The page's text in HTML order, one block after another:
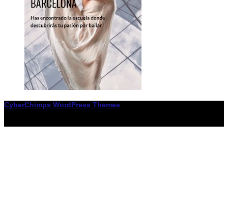
CyberChimps WordPress Themes